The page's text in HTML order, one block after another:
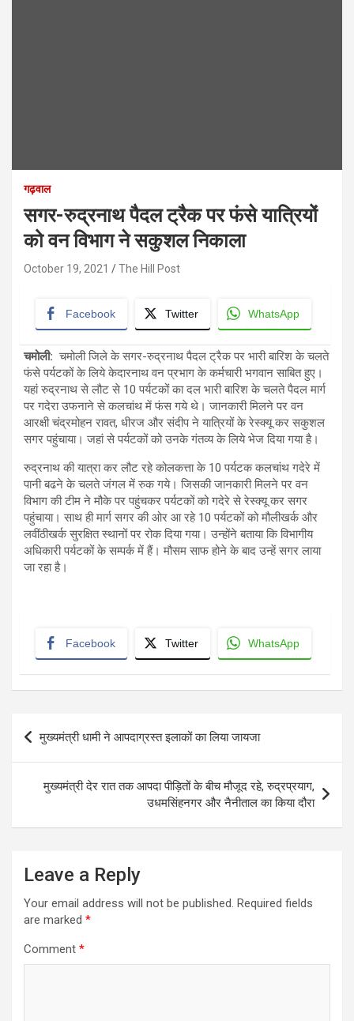
गढ़वाल
सगर-रुद्रनाथ पैदल ट्रैक पर फंसे यात्रियों
को वन विभाग ने सकुशल निकाला
October 19, 2021 The Hill Post
Facebook Twitter WhatsApp
चमोली: चमोली जिले के सगर-रुद्रनाथ पैदल ट्रैक पर भारी बारिश के चलते
फंसे पर्यटकों के लिये केदारनाथ वन प्रभाग के कर्मचारी भगवान साबित हुए।
यहां रुद्रनाथ से लौट से 10 पर्यटकों का दल भारी बारिश के चलते पैदल मार्ग
पर गदेरा उफनाने से कलचांथ में फंस गये थे। जानकारी मिलने पर वन
आरक्षी चंद्रमोहन रावत, धीरज और संदीप ने यात्रियों के रेस्क्यू कर सकुशल
सगर पहुंचाया। जहां से पर्यटकों को उनके गंतव्य के लिये भेज दिया गया है।
रुद्रनाथ की यात्रा कर लौट रहे कोलकत्ता के 10 पर्यटक कलचांथ गदेरे में
पानी बढने के चलते जंगल में रुक गये। जिसकी जानकारी मिलने पर वन
विभाग की टीम ने मौके पर पहुंचकर पर्यटकों को गदेरे से रेस्क्यू कर सगर
पहुंचाया। साथ ही मार्ग सगर की ओर आ रहे 10 पर्यटकों को मौलीखर्क और
लवींठीखर्क सुरक्षित स्थानों पर रोक दिया गया। उन्होंने बताया कि विभागीय
अधिकारी पर्यटकों के सम्पर्क में हैं। मौसम साफ होने के बाद उन्हें सगर लाया
जा रहा है।
Facebook Twitter WhatsApp
Post
navigation
मुख्यमंत्री धामी ने आपदाग्रस्त इलाकों का लिया जायजा
मुख्यमंत्री देर रात तक आपदा पीड़ितों के बीच मौजूद रहे, रुद्रप्रयाग,
उधमसिंहनगर और नैनीताल का किया दौरा
Leave a Reply
Your email address will not be published. Required fields
are marked *
Comment *